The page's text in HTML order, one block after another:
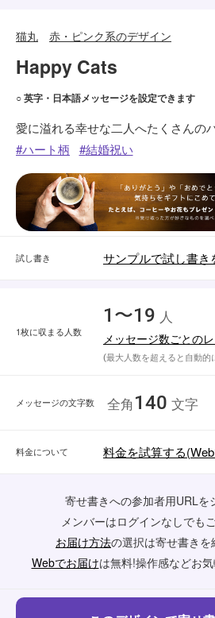
猫丸 赤・ピンク系のデザイン
Happy Cats
○ 英字・日本語メッセージを設定できます
愛に溢れる幸せな二人へたくさんの
ハート柄
結婚祝い
試し書き サンプルで試し書き
1枚に収まる人数
1〜19 人
メッセージ数ごとの
(最大人数を超えると自動的
メッセージの文字数 全角 140 文字
料金について 料金を試算する
寄せ書きへの参加者用URLを
メンバーはログインなしでも
お届け方法の選択は寄せ書きを
Webでお届けは無料!操作感などお